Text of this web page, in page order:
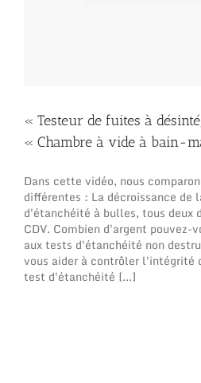
« Testeur de fuites à
« Chambre à vide à bain-
Dans cette vidéo, nous
différentes : La décroissance de
d'étanchéité à bulles, tous deux
CDV. Combien d'argent pouvez-
aux tests d'étanchéité non
vous aider à contrôler l'intégrité
test d'étanchéité [...]